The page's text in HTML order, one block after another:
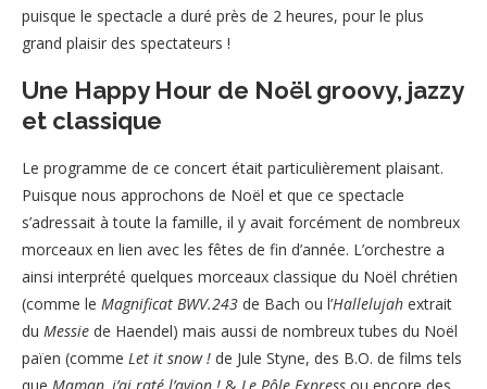
puisque le spectacle a duré près de 2 heures, pour le plus
grand plaisir des spectateurs !
Une Happy Hour de Noël groovy, jazzy
et classique
Le programme de ce concert était particulièrement plaisant.
Puisque nous approchons de Noël et que ce spectacle
s’adressait à toute la famille, il y avait forcément de nombreux
morceaux en lien avec les fêtes de fin d’année. L’orchestre a
ainsi interprété quelques morceaux classique du Noël chrétien
(comme le Magnificat BWV.243 de Bach ou l’Hallelujah extrait
du Messie de Haendel) mais aussi de nombreux tubes du Noël
païen (comme Let it snow ! de Jule Styne, des B.O. de films tels